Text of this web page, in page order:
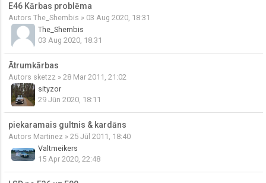
E46 Kārbas problēma
Autors The_Shembis » 03 Aug 2020, 18:31
The_Shembis
03 Aug 2020, 18:31
Ātrumkārbas
Autors sketzz » 28 Mar 2011, 21:02
sityzor
29 Jūn 2020, 18:11
piekaramais gultnis & kardāns
Autors Martinez » 25 Jūl 2011, 18:40
Valtmeikers
15 Apr 2020, 22:48